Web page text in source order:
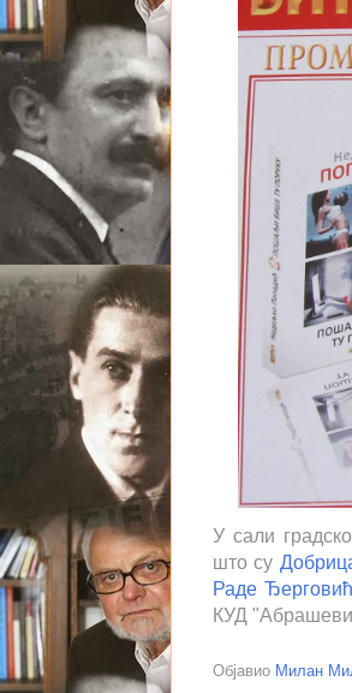
У сали
што су
Раде Ђерговић
КУД
Објавио Милан